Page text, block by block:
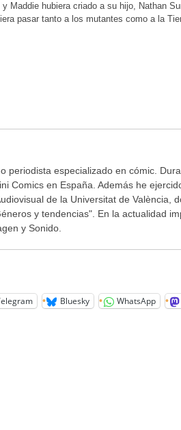
Maddie hubiera criado a su hijo, Nathan
pasar tanto a los mutantes como a la
periodista especializado en cómic.
Comics en España. Además he
de la Universitat de València,
y tendencias". En la actualidad
y Sonido.
Bluesky WhatsApp